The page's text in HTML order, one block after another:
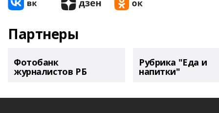
Партнеры
Фотобанк
журналистов РБ
Рубрика "Еда и
напитки"